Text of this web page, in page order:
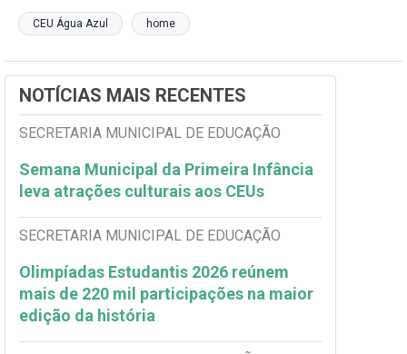
CEU Água Azul home
NOTÍCIAS MAIS RECENTES
SECRETARIA MUNICIPAL DE EDUCAÇÃO
Semana Municipal da Primeira Infância
leva atrações culturais aos CEUs
SECRETARIA MUNICIPAL DE EDUCAÇÃO
Olimpíadas Estudantis 2026 reúnem
mais de 220 mil participações na maior
edição da história